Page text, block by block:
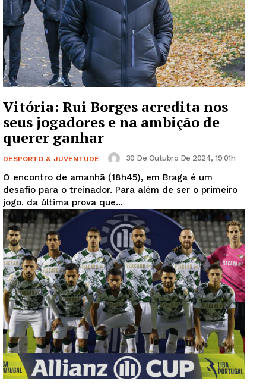
Vitória: Rui Borges acredita nos
seus jogadores e na ambição de
querer ganhar
DESPORTO & JUVENTUDE 30 De Outubro De 2024, 19:01h
O encontro de amanhã (18h45), em Braga é um
desafio para o treinador. Para além de ser o primeiro
jogo, da última prova que...